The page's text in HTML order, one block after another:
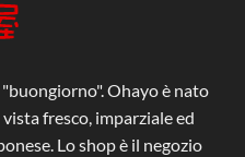
Ohayo è nato
fresco, imparziale ed
Lo shop è il negozio